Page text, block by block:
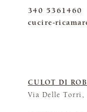
340 5361460
cucire-
CULOT DI
Via Delle Torri,